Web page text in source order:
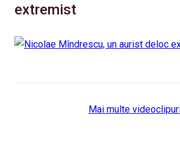
extremist
Mai multe